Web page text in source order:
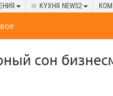
КУХНЯ NEWS2
сон